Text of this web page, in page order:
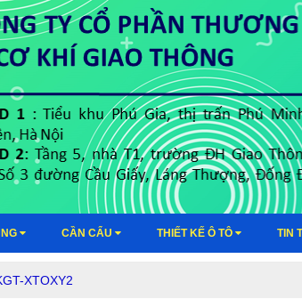
CẦN CẨU THIẾT KẾ Ô TÔ TIN
XTOXY2